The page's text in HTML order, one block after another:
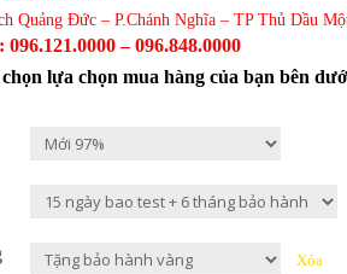
Quảng Đức – P.Chánh Nghĩa – TP Thủ Dầu
– 096.848.0000
lựa chọn mua hàng của bạn bên
Xóa